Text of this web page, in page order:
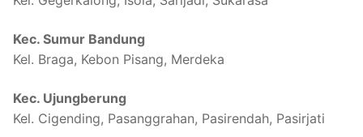
Kec. Sumur Bandung
Kel. Braga, Kebon Pisang, Merdeka
Kec. Ujungberung
Kel. Cigending, Pasanggrahan, Pasirendah, Pasirjati